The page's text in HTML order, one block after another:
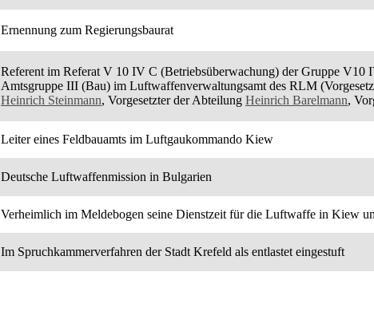
Ernennung zum Regierungsbaurat
Referent im Referat V 10 IV C (Betriebsüberwachung) der Gruppe
Amtsgruppe III (Bau) im Luftwaffenverwaltungsamt des RLM
Heinrich Steinmann, Vorgesetzter der Abteilung Heinrich Barelmann,
Leiter eines Feldbauamts im Luftgaukommando Kiew
Deutsche Luftwaffenmission in Bulgarien
Verheimlich im Meldebogen seine Dienstzeit für die Luftwaffe in Kiew
Im Spruchkammerverfahren der Stadt Krefeld als entlastet eingestuft